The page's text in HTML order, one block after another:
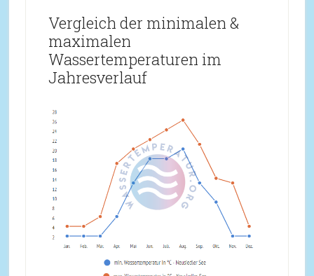
Vergleich der minimalen &
maximalen
Wassertemperaturen im
Jahresverlauf